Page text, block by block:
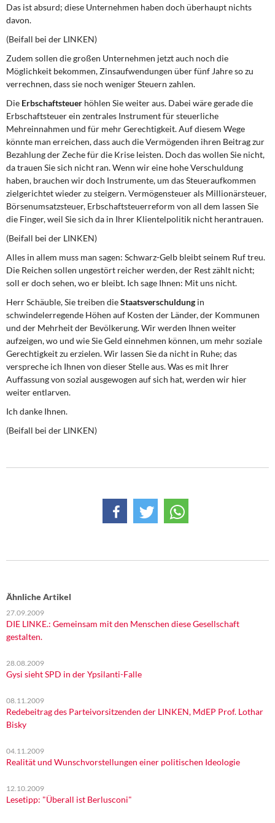
Das ist absurd; diese Unternehmen haben doch überhaupt nichts
davon.
(Beifall bei der LINKEN)
Zudem sollen die großen Unternehmen jetzt auch noch die
Möglichkeit bekommen, Zinsaufwendungen über fünf Jahre so zu
verrechnen, dass sie noch weniger Steuern zahlen.
Die Erbschaftsteuer höhlen Sie weiter aus. Dabei wäre gerade die
Erbschaftsteuer ein zentrales Instrument für steuerliche
Mehreinnahmen und für mehr Gerechtigkeit. Auf diesem Wege
könnte man erreichen, dass auch die Vermögenden ihren Beitrag zur
Bezahlung der Zeche für die Krise leisten. Doch das wollen Sie nicht,
da trauen Sie sich nicht ran. Wenn wir eine hohe Verschuldung
haben, brauchen wir doch Instrumente, um das Steueraufkommen
zielgerichtet wieder zu steigern. Vermögensteuer als Millionärsteuer,
Börsenumsatzsteuer, Erbschaftsteuerreform von all dem lassen Sie
die Finger, weil Sie sich da in Ihrer Klientelpolitik nicht herantrauen.
(Beifall bei der LINKEN)
Alles in allem muss man sagen: Schwarz-Gelb bleibt seinem Ruf treu.
Die Reichen sollen ungestört reicher werden, der Rest zählt nicht;
soll er doch sehen, wo er bleibt. Ich sage Ihnen: Mit uns nicht.
Herr Schäuble, Sie treiben dieStaatsverschuldung in
schwindelerregende Höhen auf Kosten der Länder, der Kommunen
und der Mehrheit der Bevölkerung. Wir werden Ihnen weiter
aufzeigen, wo und wie Sie Geld einnehmen können, um mehr soziale
Gerechtigkeit zu erzielen. Wir lassen Sie da nicht in Ruhe; das
verspreche ich Ihnen von dieser Stelle aus. Was es mit Ihrer
Auffassung von sozial ausgewogen auf sich hat, werden wir hier
weiter entlarven.
Ich danke Ihnen.
(Beifall bei der LINKEN)
Ähnliche Artikel
27.09.2009
DIE LINKE.: Gemeinsam mit den Menschen diese Gesellschaft
gestalten.
28.08.2009
Gysi sieht SPD in der Ypsilanti-Falle
08.11.2009
Redebeitrag des Parteivorsitzenden der LINKEN, MdEP Prof. Lothar
Bisky
04.11.2009
Realität und Wunschvorstellungen einer politischen Ideologie
12.10.2009
Lesetipp: "Überall ist Berlusconi"